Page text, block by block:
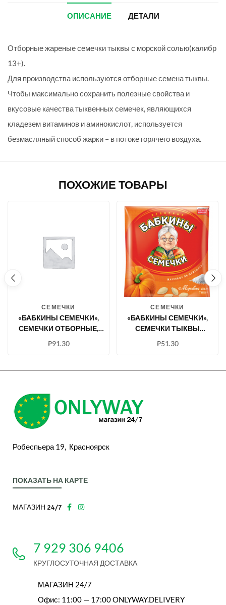
ОПИСАНИЕ ДЕТАЛИ
Отборные жареные семечки тыквы с морской солью(калибр
13+).
Для производства используются отборные семена тыквы.
Чтобы максимально сохранить полезные свойства и
вкусовые качества тыквенных семечек, являющихся
кладезем витаминов и аминокислот, используется
безмасляный способ жарки – в потоке горячего воздуха.
ПОХОЖИЕ ТОВАРЫ
СЕМЕЧКИ
«БАБКИНЫ СЕМЕЧКИ»,
СЕМЕЧКИ ОТБОРНЫЕ,
₽91.30
СЕМЕЧКИ
«БАБКИНЫ СЕМЕЧКИ»,
СЕМЕЧКИ ТЫКВЫ
₽51.30
Робеспьера 19, Красноярск
ПОКАЗАТЬ НА КАРТЕ
МАГАЗИН 24/7
7 929 306 9406
КРУГЛОСУТОЧНАЯ ДОСТАВКА
МАГАЗИН 24/7
Офис: 11:00 — 17:00 ONLYWAY.DELIVERY